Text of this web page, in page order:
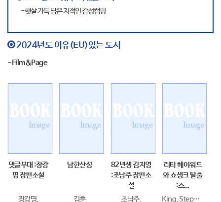
-햇살 가득 담은 지적인 감성캠핑
2024년도 이유(EU)있는 도서
-Film&Page
댓글부대 :장강
명 장편소설
장강명,
남한산성
김훈
82년생 김지영
:조남주 장편소
설
조남주,
리타 헤이워드
와 쇼생크 탈출
:스...
King, Stephen,